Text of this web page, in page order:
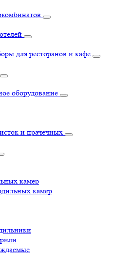
для ресторанов и кафе
оборудование
и прачечных
камер
камер